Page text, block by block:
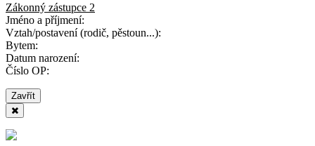
Zákonný zástupce 2
Jméno a příjmení:
Vztah/postavení (rodič, pěstoun...):
Bytem:
Datum narození:
Číslo OP:
Zavřít